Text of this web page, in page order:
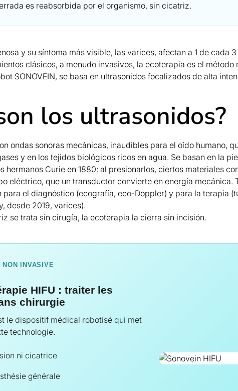
es reabsorbida por el organismo, sin cicatriz.
y su síntoma más visible, las varices, afectan a 1 de cada
clásicos, a menudo invasivos, la ecoterapia es el método
SONOVEIN, se basa en ultrasonidos focalizados de alta
los ultrasonidos?
ondas sonoras mecánicas, inaudibles para el oído humano,
y en los tejidos biológicos ricos en agua. Se basan en la
hermanos Curie en 1880: al presionarlos, ciertos materiales
eléctrico, que un transductor convierte en energía mecánica.
para el diagnóstico (ecografía, eco-Doppler) y para la terapia
desde 2019, varices).
se trata sin cirugía, la ecoterapia la cierra sin incisión.
NON INVASIVE
HIFU : traiter les
chirurgie
le dispositif médical robotisé qui met
technologie.
ni cicatrice
générale